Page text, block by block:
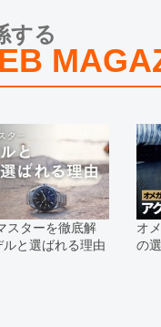
する
スターを徹底解
と選ばれる理由
オ
の